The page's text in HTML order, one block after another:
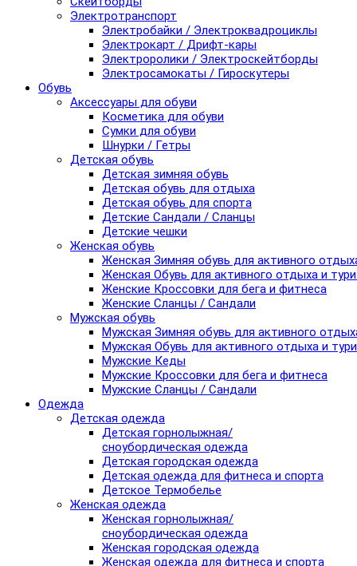
Электротранспорт
Электробайки / Электроквадроциклы
Электрокарт / Дрифт-кары
Электроролики / Электроскейтборды
Электросамокаты / Гироскутеры
Обувь
Аксессуары для обуви
Косметика для обуви
Сумки для обуви
Шнурки / Гетры
Детская обувь
Детская зимняя обувь
Детская обувь для отдыха
Детская обувь для спорта
Детские Сандали / Сланцы
Детские чешки
Женская обувь
Женская Зимняя обувь для активного
Женская Обувь для активного отдыха и
Женские Кроссовки для бега и фитнеса
Женские Сланцы / Сандали
Мужская обувь
Мужская Зимняя обувь для активного
Мужская Обувь для активного отдыха и
Мужские Кеды
Мужские Кроссовки для бега и фитнеса
Мужские Сланцы / Сандали
Одежда
Детская одежда
Детская горнолыжная/
сноубордическая одежда
Детская городская одежда
Детская одежда для фитнеса и спорта
Детское Термобелье
Женская одежда
Женская горнолыжная/
сноубордическая одежда
Женская городская одежда
Женская одежда для фитнеса и спорта